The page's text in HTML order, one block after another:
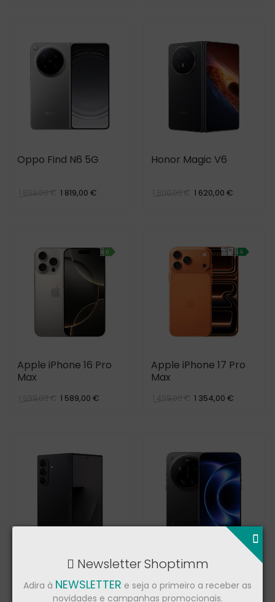
Oppo Find N6 5G
1 899,00 € 1 819,00 €
Honor Magic V6
1 800,00 € 1 620,00 €
Apple iPhone 16 Pro
Max
1 999,00 € 1 589,00 €
Apple iPhone 17 Pro
Max
1 499,00 € 1 354,00 €
Samsung Galaxy Z
Fold7
Xiaomi 17 Ultra
Newsletter Shoptimm
Adira à NEWSLETTER e seja o primeiro a receber as
novidades e campanhas promocionais.